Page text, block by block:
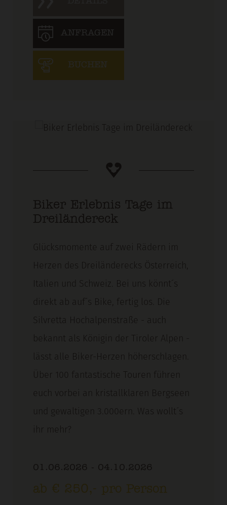
ANFRAGEN
BUCHEN
Biker Erlebnis Tage im
Dreiländereck
Glücksmomente auf zwei Rädern im
Herzen des Dreiländerecks Österreich,
Italien und Schweiz. Bei uns könnt´s
direkt ab auf´s Bike, fertig los. Die
Silvretta Hochalpenstraße - auch
bekannt als Königin der Tiroler Alpen -
lässt alle Biker-Herzen höherschlagen.
Über 100 fantastische Touren führen
euch vorbei an kristallklaren Bergseen
und gewaltigen 3.000ern. Was wollt´s
ihr mehr?
01.06.2026 - 04.10.2026
ab € 250,- pro Person